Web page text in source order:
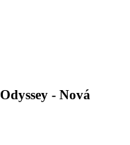
- Nová